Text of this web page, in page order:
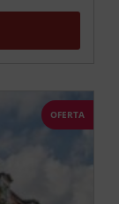
OFERTA